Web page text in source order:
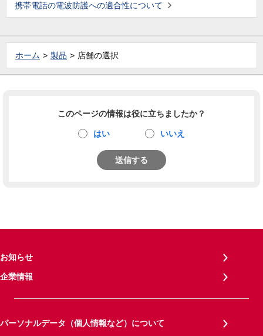
携帯電話の電波防護への適合性について
ホーム 製品 店舗の選択
このページの情報は役に立ちましたか？
はい いいえ
送信する
お知らせ
企業情報
パーソナルデータ（個人情報など）について